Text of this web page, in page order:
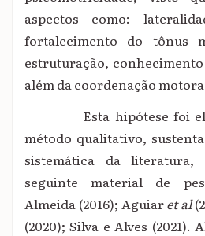
aspectos como:
fortalecimento do tônus
estruturação,
além da coordenação
Esta hipótese foi
método qualitativo,
sistemática da
seguinte material de
Almeida (2016); Aguiaret al
(2020); Silva e Alves (2021).